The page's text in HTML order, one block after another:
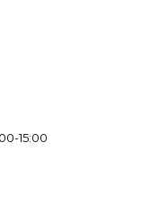
15:00